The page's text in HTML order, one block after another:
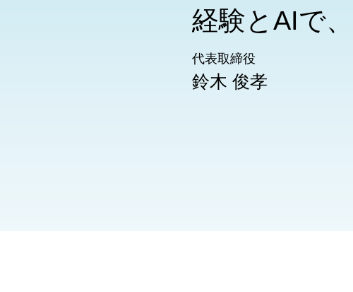
経験とAIで
代表取締役
鈴木 俊孝